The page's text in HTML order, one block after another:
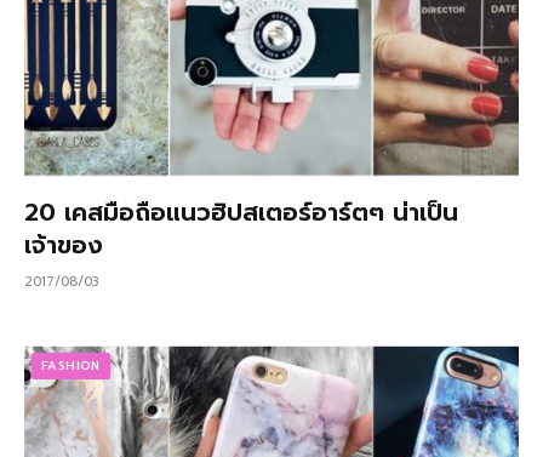
20 เคสมือถือแนวฮิปสเตอร์อาร์ตๆ น่าเป็น
เจ้าของ
2017/08/03
FASHION